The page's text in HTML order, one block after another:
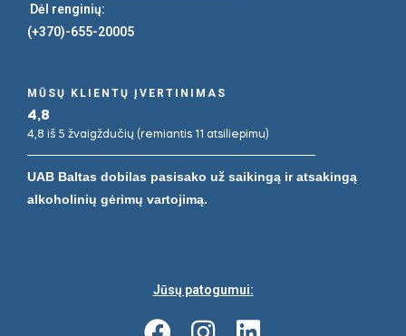
Dėl renginių:
(+370)-655-20005
MŪSŲ KLIENTŲ ĮVERTINIMAS
4,8
4,8 iš 5 žvaigždučių (remiantis 11 atsiliepimu)
UAB Baltas dobilas pasisako už saikingą ir atsakingą
alkoholinių gėrimų vartojimą.
Jūsų patogumui: